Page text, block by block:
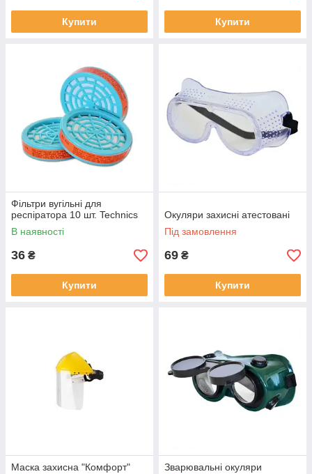
Купити Купити
Фільтри вугільні для
респіратора 10 шт. Technics
В наявності
36 ₴
Купити
Окуляри захисні атестовані
Під замовлення
69 ₴
Купити
Маска захисна "Комфорт"
Зварювальні окуляри